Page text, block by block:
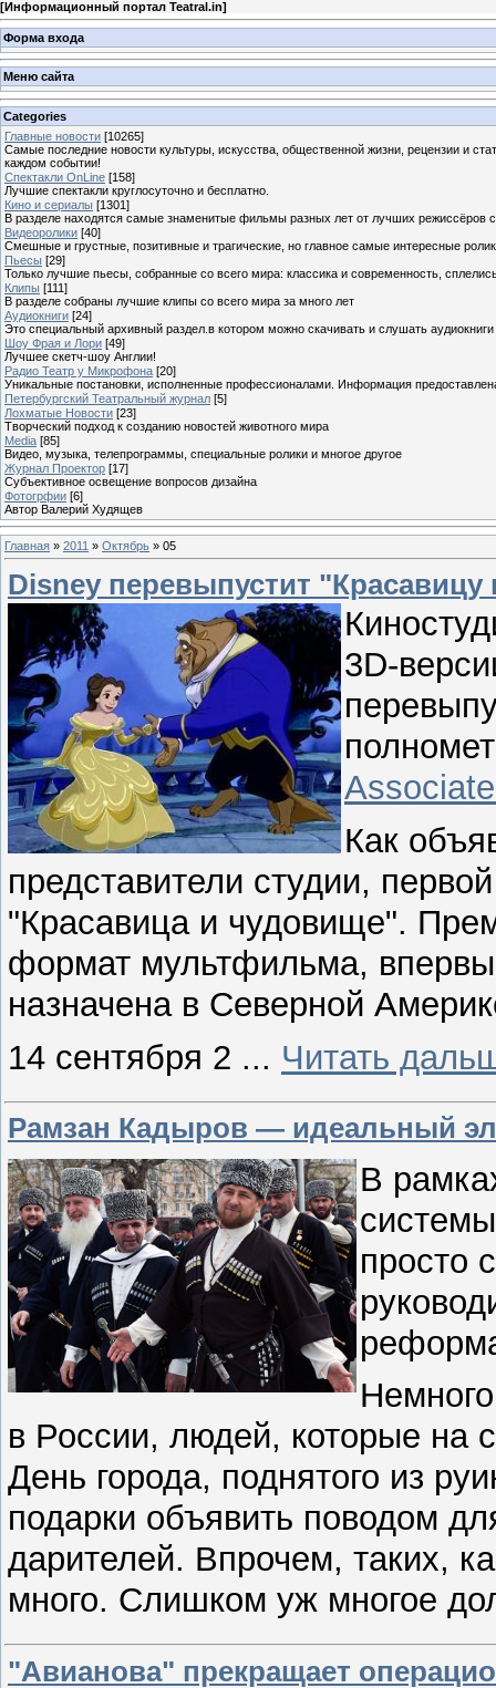
[Информационный портал Teatral.in]
Форма входа
Меню сайта
Categories
Главные новости [10265]
Самые последние новости культуры, искусства, общественной жизни, рецензии и
каждом событии!
Спектакли OnLine [158]
Лучшие спектакли круглосуточно и бесплатно.
Кино и сериалы [1301]
В разделе находятся самые знаменитые фильмы разных лет от лучших режиссёров
Видеоролики [40]
Смешные и грустные, позитивные и трагические, но главное самые интересные
Пьесы [29]
Только лучшие пьесы, собранные со всего мира: классика и современность,
Клипы [111]
В разделе собраны лучшие клипы со всего мира за много лет
Аудиокниги [24]
Это специальный архивный раздел.в котором можно скачивать и слушать
Шоу Фрая и Лори [49]
Лучшее скетч-шоу Англии!
Радио Театр у Микрофона [20]
Уникальные постановки, исполненные профессионалами. Информация
Петербургский Театральный журнал [5]
Лохматые Новости [23]
Творческий подход к созданию новостей животного мира
Media [85]
Видео, музыка, телепрограммы, специальные ролики и многое другое
Журнал Проектор [17]
Субъективное освещение вопросов дизайна
Фотогрфии [6]
Автор Валерий Худящев
Главная » 2011 » Октябрь » 05
Disney перевыпустит
3D-
Как
представители студии,
"Красавица и чудовище".
формат мультфильма,
назначена в Северной
14 сентября 2 ... Читать
Рамзан Кадыров — идеальный
В
просто
в России, людей, которые на
День города, поднятого из
подарки объявить поводом
дарителей. Впрочем, таких,
много. Слишком уж многое
"Авианова" прекращает